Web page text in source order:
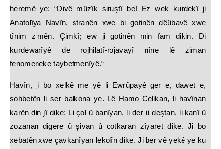
heremê ye: “Divê mûzîk siruştî be! Ez wek kurdekî ji
Anatolîya Navîn, stranên xwe bi gotinên dêûbavê xwe
tînim zimên. Çimkî; ew ji gotinên min fam dikin. Di
kurdewarîyê de rojhilatî-rojavayî nîne lê ziman
fenomeneke taybetmenîyê.“
Havîn, ji bo xelkê me yê li Ewrûpayê ger e, dawet e,
sohbetên li ser balkona ye. Lê Hamo Celikan, li havînan
karên din jî dike: Li çol û banîyan, li der û deştan, li kanî û
zozanan digere û şivan û cotkaran zîyaret dike. Ji bo
xebatên xwe çavkanîyan lekolîn dike. Ji ber vê yekê ye ku